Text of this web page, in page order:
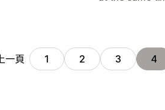
上一頁 1 2 3 4